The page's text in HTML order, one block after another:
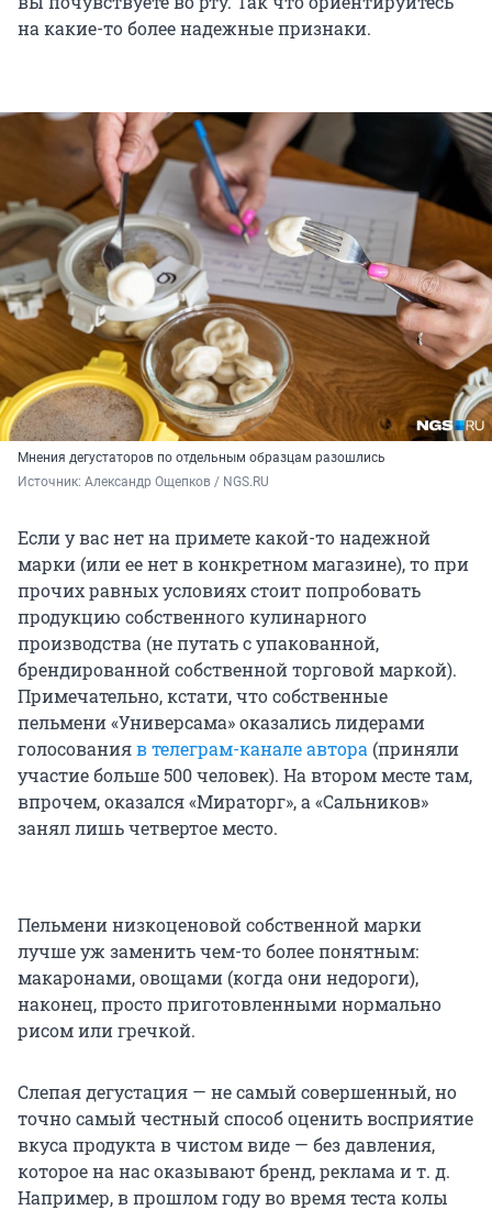
на какие-то более надежные признаки.
Мнения дегустаторов по отдельным образцам разошлись
Источник: Александр Ощепков / NGS.RU
Если у вас нет на примете какой-то надежной
марки (или ее нет в конкретном магазине), то при
прочих равных условиях стоит попробовать
продукцию собственного кулинарного
производства (не путать с упакованной,
брендированной собственной торговой маркой).
Примечательно, кстати, что собственные
пельмени «Универсама» оказались лидерами
голосованияв телеграм-канале автора (приняли
участие больше 500 человек). На втором месте там,
впрочем, оказался «Мираторг», а «Сальников»
занял лишь четвертое место.
Пельмени низкоценовой собственной марки
лучше уж заменить чем-то более понятным:
макаронами, овощами (когда они недороги),
наконец, просто приготовленными нормально
рисом или гречкой.
Слепая дегустация — не самый совершенный, но
точно самый честный способ оценить восприятие
вкуса продукта в чистом виде — без давления,
которое на нас оказывают бренд, реклама и т. д.
Например, в прошлом году во время теста колы